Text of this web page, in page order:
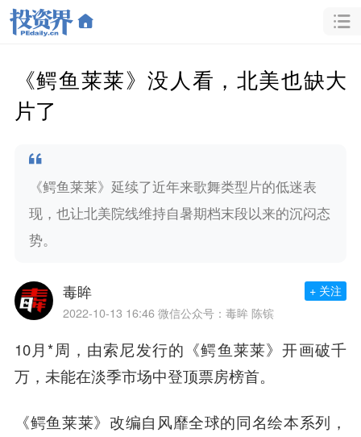
《鳄鱼莱莱》没人看，北美也缺大
片了
《鳄鱼莱莱》延续了近年来歌舞类型片的低迷表
现，也让北美院线维持自暑期档末段以来的沉闷态
势。
毒眸
2022-10-13 16:46 微信公众号：毒眸 陈镔
+ 关注
10月*周，由索尼发行的《鳄鱼莱莱》开画破千
万，未能在淡季市场中登顶票房榜首。
《鳄鱼莱莱》改编自风靡全球的同名绘本系列，